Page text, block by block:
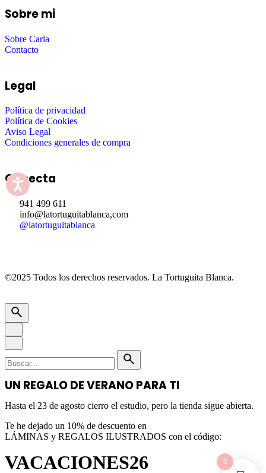
Sobre mi
Sobre Carla
Contacto
Legal
Política de privacidad
Política de Cookies
Aviso Legal
Condiciones generales de compra
Conecta
941 499 611
info@latortuguitablanca,com
@latortuguitablanca
©2025 Todos los derechos reservados. La Tortuguita Blanca.
0
UN REGALO DE VERANO PARA TI
Hasta el 23 de agosto cierro el estudio, pero la tienda sigue abierta.
Te he dejado un 10% de descuento en
LÁMINAS y REGALOS ILUSTRADOS con el código:
VACACIONES26